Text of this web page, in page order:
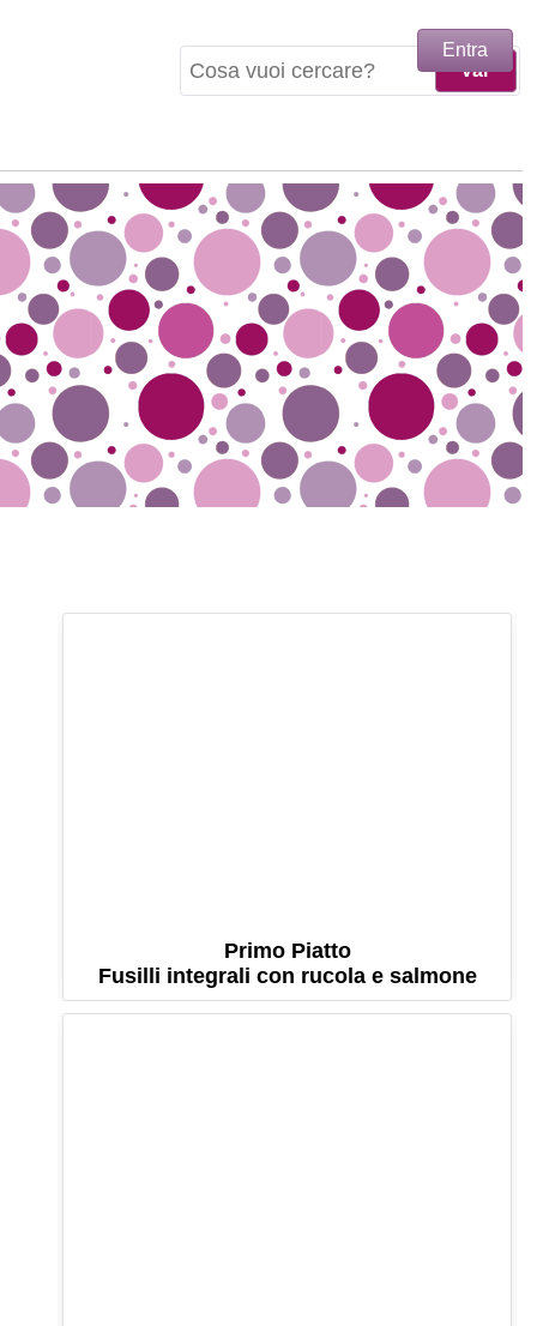
Primo Piatto
Fusilli integrali con rucola e salmone
Entra